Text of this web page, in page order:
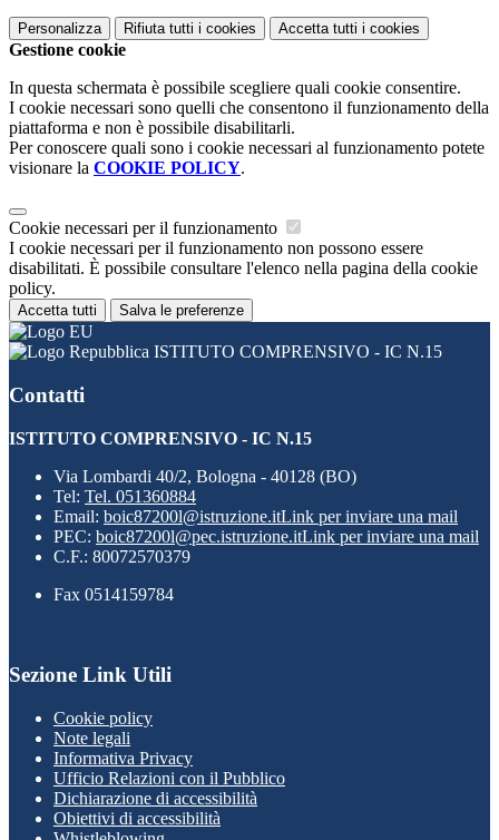
Personalizza Rifiuta tutti i cookies Accetta tutti i cookies
Gestione cookie
In questa schermata è possibile scegliere quali cookie consentire.
I cookie necessari sono quelli che consentono il funzionamento della
piattaforma e non è possibile disabilitarli.
Per conoscere quali sono i cookie necessari al funzionamento potete
visionare la COOKIE POLICY.
Cookie necessari per il funzionamento
I cookie necessari per il funzionamento non possono essere
disabilitati. È possibile consultare l'elenco nella pagina della cookie
policy.
Accetta tutti Salva le preferenze
ISTITUTO COMPRENSIVO - IC N.15
Contatti
ISTITUTO COMPRENSIVO - IC N.15
Via Lombardi 40/2, Bologna - 40128 (BO)
Tel: Tel. 051360884
Email: boic87200l@istruzione.itLink per inviare una mail
PEC: boic87200l@pec.istruzione.itLink per inviare una mail
C.F.: 80072570379
Fax 0514159784
Sezione Link Utili
Cookie policy
Note legali
Informativa Privacy
Ufficio Relazioni con il Pubblico
Dichiarazione di accessibilità
Obiettivi di accessibilità